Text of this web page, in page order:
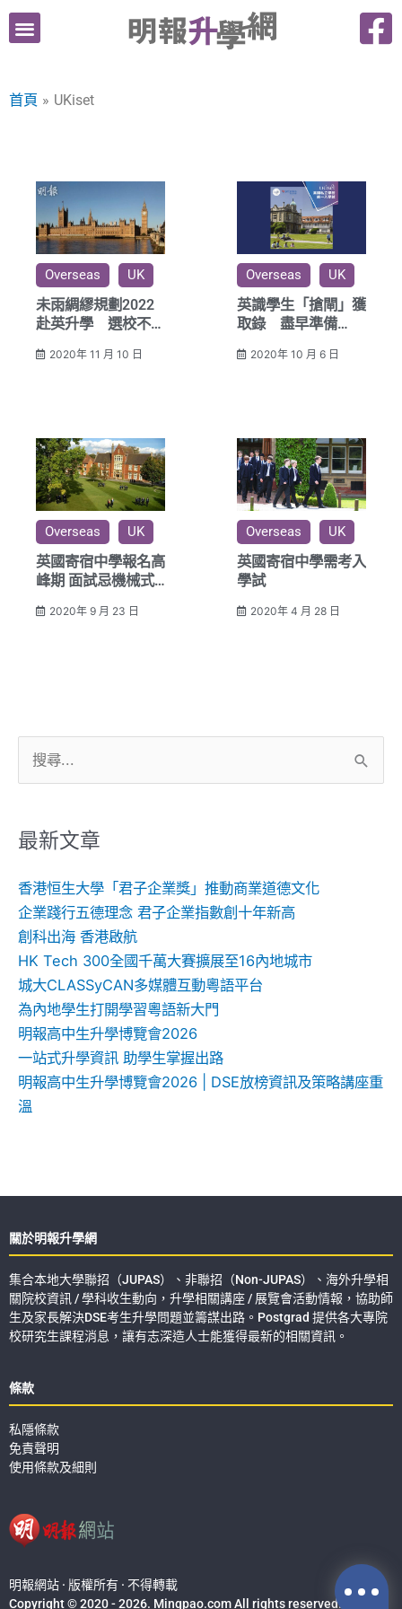
跳
內首頁 UKiset
Overseas UK
未雨綢繆規劃2022
赴英升學 選校不只
UKiset
2020年 11 月 10 日
Overseas UK
英識學生「搶閘」獲
取錄 盡早準備
2020年 10 月 6 日
Overseas UK
英國寄宿中學報名高
峰期 面試忌機械式
UKiset
2020年 9 月 23 日
Overseas UK
英國寄宿中學需考入
學試
2020年 4 月 28 日
尋
鍵
最新文章
香港恒生大學「君子企業獎」推動商業道德文化
企業踐行五德理念 君子企業指數創十年新高
創科出海 香港啟航
HK Tech 300全國千萬大賽擴展至16內地城市
城大CLASSyCAN多媒體互動粵語平台
為內地學生打開學習粵語新大門
明報高中生升學博覽會2026
一站式升學資訊 助學生掌握出路
明報高中生升學博覽會2026 | DSE放榜資訊及策略講座重
溫
關於明報升學網
集合本地大學聯招（JUPAS）、非聯招（Non-JUPAS）、海外升學相
關院校資訊 / 學科收生動向，升學相關講座 / 展覽會活動情報，協助師
生及家長解決DSE考生升學問題並籌謀出路。Postgrad 提供各大專院
校研究生課程消息，讓有志深造人士能獲得最新的相關資訊。
條款
私隱條款
免責聲明
使用條款及細則
明報網站 · 版權所有 · 不得轉載
Copyright © 2020 - 2026. Mingpao.com All rights reserved.